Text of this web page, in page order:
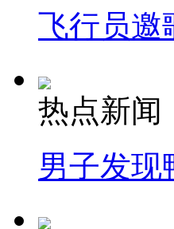
飞行员邀
热点新闻
男子发现